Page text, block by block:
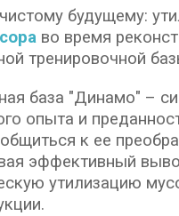
будущему:
во время
тренировочной
база "Динамо" –
опыта и
к ее
эффективный
утилизацию